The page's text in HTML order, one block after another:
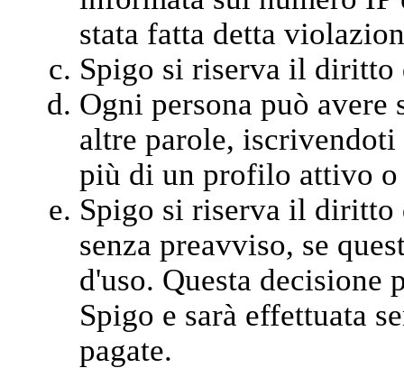
stata fatta detta
Spigo si riserva il diritto
Ogni persona può
altre parole, iscrivendoti
più di un profilo attivo
Spigo si riserva il
senza preavviso, se
d'uso. Questa decisione
Spigo e sarà effettuata
pagate.